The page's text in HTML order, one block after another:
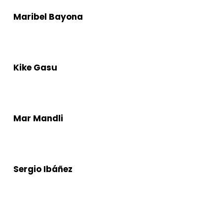
Maribel Bayona
Kike Gasu
Mar Mandli
Sergio Ibáñez